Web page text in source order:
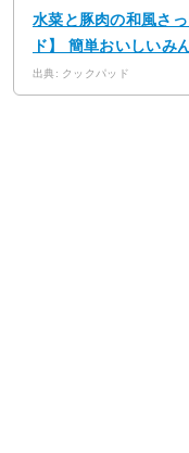
水菜と豚肉の和風さ
ド】 簡単おいしいみ
出典: クックパッド